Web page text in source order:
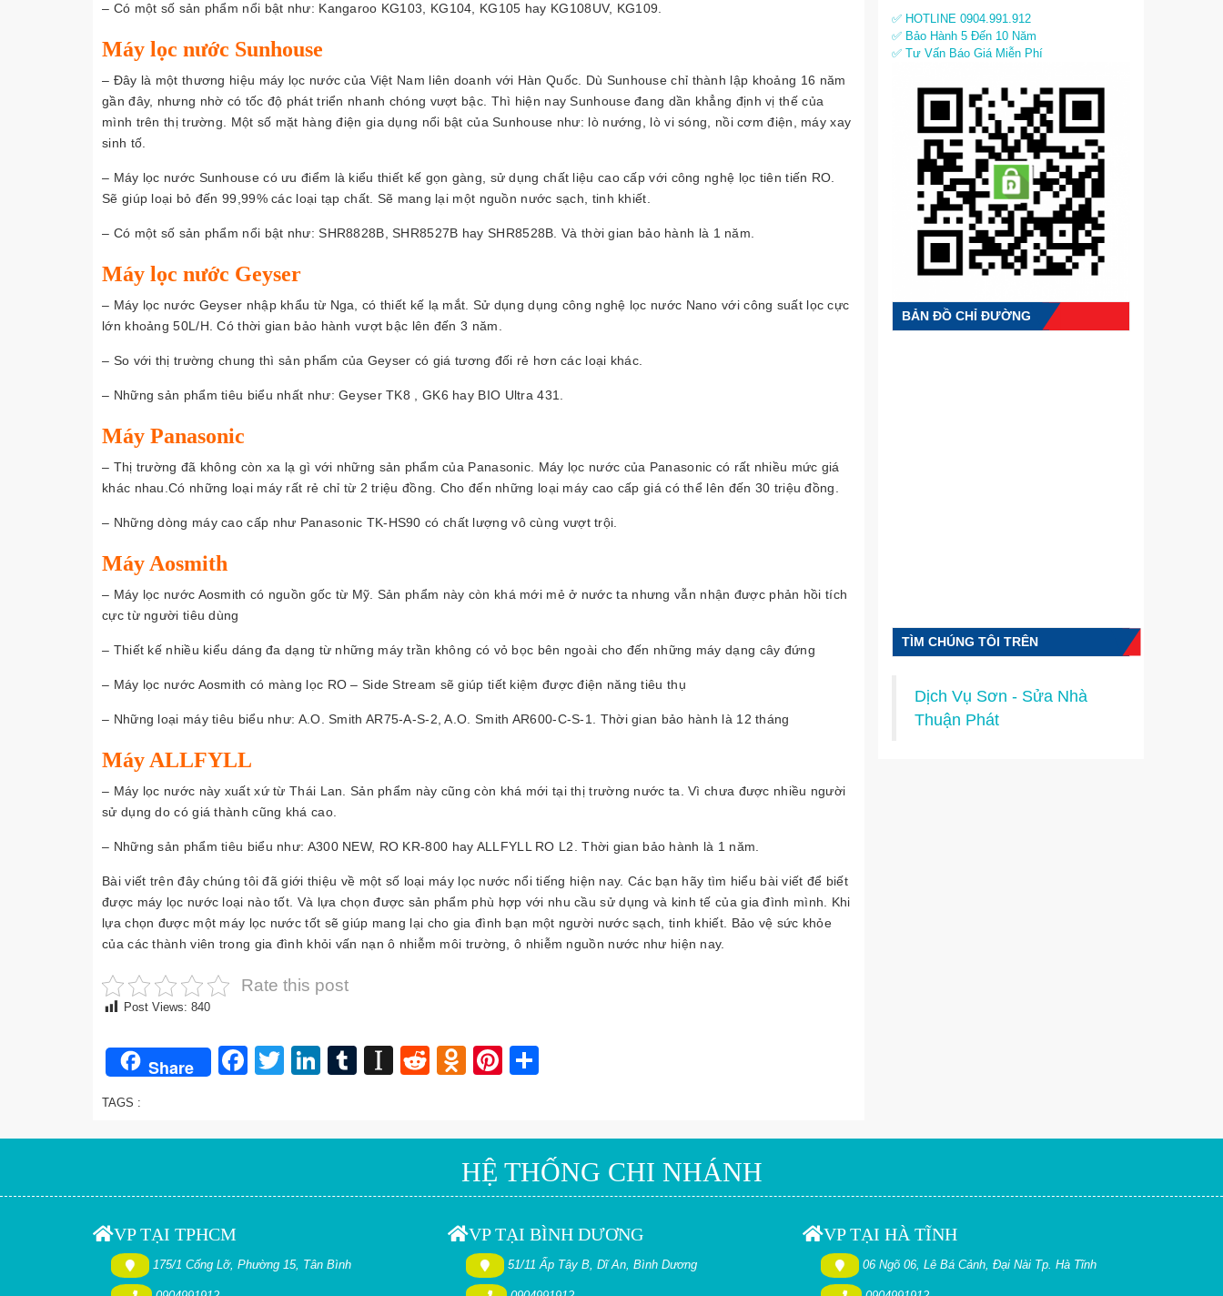
– Có một số sản phẩm nổi bật như: Kangaroo KG103, KG104, KG105 hay KG108UV, KG109.
Máy lọc nước Sunhouse
– Đây là một thương hiệu máy lọc nước của Việt Nam liên doanh với Hàn Quốc. Dù Sunhouse chỉ thành lập khoảng 16 năm
gần đây, nhưng nhờ có tốc độ phát triển nhanh chóng vượt bậc. Thì hiện nay Sunhouse đang dần khẳng định vị thế của
mình trên thị trường. Một số mặt hàng điện gia dụng nổi bật của Sunhouse như: lò nướng, lò vi sóng, nồi cơm điện, máy xay
sinh tố.
– Máy lọc nước Sunhouse có ưu điểm là kiểu thiết kế gọn gàng, sử dụng chất liệu cao cấp với công nghệ lọc tiên tiến RO.
Sẽ giúp loại bỏ đến 99,99% các loại tạp chất. Sẽ mang lại một nguồn nước sạch, tinh khiết.
– Có một số sản phẩm nổi bật như: SHR8828B, SHR8527B hay SHR8528B. Và thời gian bảo hành là 1 năm.
Máy lọc nước Geyser
– Máy lọc nước Geyser nhập khẩu từ Nga, có thiết kế lạ mắt. Sử dụng dụng công nghệ lọc nước Nano với công suất lọc cực
lớn khoảng 50L/H. Có thời gian bảo hành vượt bậc lên đến 3 năm.
– So với thị trường chung thì sản phẩm của Geyser có giá tương đối rẻ hơn các loại khác.
– Những sản phẩm tiêu biểu nhất như: Geyser TK8 , GK6 hay BIO Ultra 431.
Máy Panasonic
– Thị trường đã không còn xa lạ gì với những sản phẩm của Panasonic. Máy lọc nước của Panasonic có rất nhiều mức giá
khác nhau.Có những loại máy rất rẻ chỉ từ 2 triệu đồng. Cho đến những loại máy cao cấp giá có thể lên đến 30 triệu đồng.
– Những dòng máy cao cấp như Panasonic TK-HS90 có chất lượng vô cùng vượt trội.
Máy Aosmith
– Máy lọc nước Aosmith có nguồn gốc từ Mỹ. Sản phẩm này còn khá mới mẻ ở nước ta nhưng vẫn nhận được phản hồi tích
cực từ người tiêu dùng
– Thiết kế nhiều kiểu dáng đa dạng từ những máy trần không có vỏ bọc bên ngoài cho đến những máy dạng cây đứng
– Máy lọc nước Aosmith có màng lọc RO – Side Stream sẽ giúp tiết kiệm được điện năng tiêu thụ
– Những loại máy tiêu biểu như: A.O. Smith AR75-A-S-2, A.O. Smith AR600-C-S-1. Thời gian bảo hành là 12 tháng
Máy ALLFYLL
– Máy lọc nước này xuất xứ từ Thái Lan. Sản phẩm này cũng còn khá mới tại thị trường nước ta. Vì chưa được nhiều người
sử dụng do có giá thành cũng khá cao.
– Những sản phẩm tiêu biểu như: A300 NEW, RO KR-800 hay ALLFYLL RO L2. Thời gian bảo hành là 1 năm.
Bài viết trên đây chúng tôi đã giới thiệu về một số loại máy lọc nước nổi tiếng hiện nay. Các bạn hãy tìm hiểu bài viết để biết
được máy lọc nước loại nào tốt. Và lựa chọn được sản phẩm phù hợp với nhu cầu sử dụng và kinh tế của gia đình mình. Khi
lựa chọn được một máy lọc nước tốt sẽ giúp mang lại cho gia đình bạn một người nước sạch, tinh khiết. Bảo vệ sức khỏe
của các thành viên trong gia đình khỏi vấn nạn ô nhiễm môi trường, ô nhiễm nguồn nước như hiện nay.
Rate this post
Post Views: 840
Share Facebook
TwitterLinkedIn
Tumblr
Instapaper
RedditOdnoklassniki
Pinterest
TAGS :
✅ HOTLINE 0904.991.912
✅ Bảo Hành 5 Đến 10 Năm
✅ Tư Vấn Báo Giá Miễn Phí
BẢN ĐỒ CHỈ ĐƯỜNG
TÌM CHÚNG TÔI TRÊN
Dịch Vụ Sơn - Sửa Nhà
Thuận Phát
HỆ THỐNG CHI NHÁNH
VP TẠI TPHCM
175/1 Cống Lỡ, Phường 15, Tân Bình
VP TẠI BÌNH DƯƠNG
51/11 Ấp Tây B, Dĩ An, Bình Dương
VP TẠI HÀ TĨNH
06 Ngõ 06, Lê Bá Cảnh, Đại Nài Tp. Hà Tĩnh